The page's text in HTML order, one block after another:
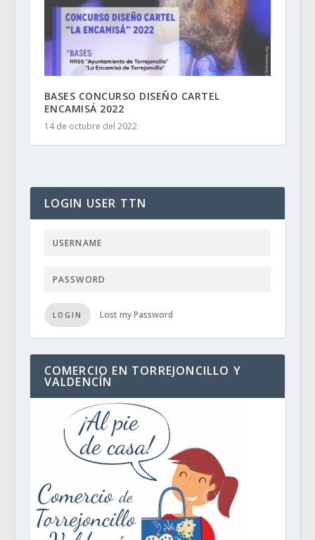
BASES CONCURSO DISEÑO CARTEL
ENCAMISÁ 2022
14 de octubre del 2022
LOGIN USER TTN
LOGIN Lost my Password
COMERCIO EN TORREJONCILLO Y
VALDENCÍN